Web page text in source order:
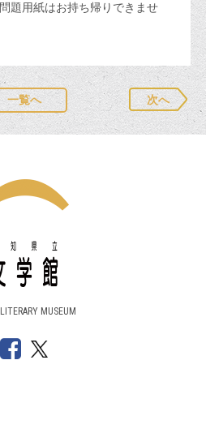
題用紙はお持ち帰りできませ
一覧へ 次へ
MUSEUM